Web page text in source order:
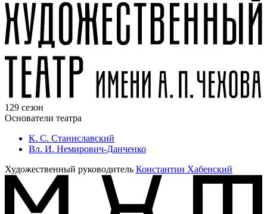
129 сезон
Основатели театра
К. С. Станиславский
Вл. И. Немирович-Данченко
Художественный руководитель Константин Хабенский